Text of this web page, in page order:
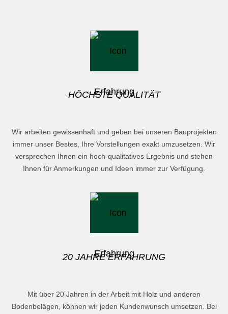
HÖCHSTE QUALITÄT
Wir arbeiten gewissenhaft und geben bei unseren Bauprojekten
immer unser Bestes, Ihre Vorstellungen exakt umzusetzen. Wir
versprechen Ihnen ein hoch-qualitatives Ergebnis und stehen
Ihnen für Anmerkungen und Ideen immer zur Verfügung.
20 JAHRE ERFAHRUNG
Mit über 20 Jahren in der Arbeit mit Holz und anderen
Bodenbelägen, können wir jeden Kundenwunsch umsetzen. Bei